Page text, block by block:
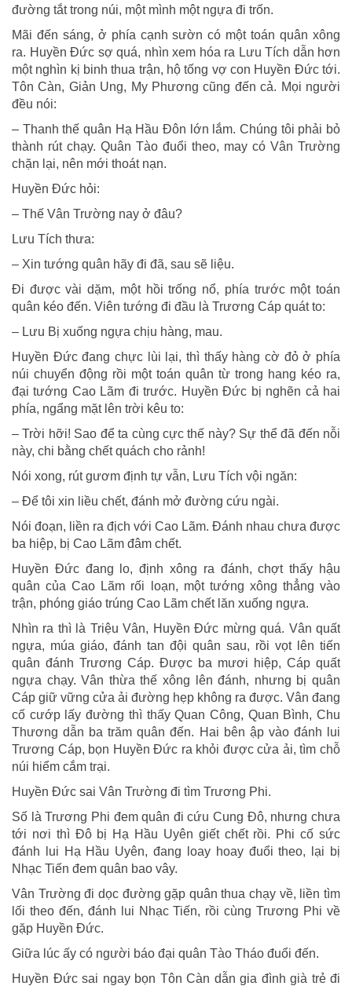
đường tắt trong núi, một mình một ngựa đi trốn.
Mãi đến sáng, ở phía cạnh sườn có một toán quân xông
ra. Huyền Đức sợ quá, nhìn xem hóa ra Lưu Tích dẫn hơn
một nghìn kị binh thua trận, hộ tống vợ con Huyền Đức tới.
Tôn Càn, Giản Ung, My Phương cũng đến cả. Mọi người
đều nói:
– Thanh thế quân Hạ Hầu Đôn lớn lắm. Chúng tôi phải bỏ
thành rút chạy. Quân Tào đuổi theo, may có Vân Trường
chặn lại, nên mới thoát nạn.
Huyền Đức hỏi:
– Thế Vân Trường nay ở đâu?
Lưu Tích thưa:
– Xin tướng quân hãy đi đã, sau sẽ liệu.
Đi được vài dặm, một hồi trống nổ, phía trước một toán
quân kéo đến. Viên tướng đi đầu là Trương Cáp quát to:
– Lưu Bị xuống ngựa chịu hàng, mau.
Huyền Đức đang chực lùi lại, thì thấy hàng cờ đỏ ở phía
núi chuyển động rồi một toán quân từ trong hang kéo ra,
đại tướng Cao Lãm đi trước. Huyền Đức bị nghẽn cả hai
phía, ngẩng mặt lên trời kêu to:
– Trời hỡi! Sao để ta cùng cực thế này? Sự thể đã đến nỗi
này, chi bằng chết quách cho rảnh!
Nói xong, rút gươm định tự vẫn, Lưu Tích vội ngăn:
– Để tôi xin liều chết, đánh mở đường cứu ngài.
Nói đoạn, liền ra địch với Cao Lãm. Đánh nhau chưa được
ba hiệp, bị Cao Lãm đâm chết.
Huyền Đức đang lo, định xông ra đánh, chợt thấy hậu
quân của Cao Lãm rối loạn, một tướng xông thẳng vào
trận, phóng giáo trúng Cao Lãm chết lăn xuống ngựa.
Nhìn ra thì là Triệu Vân, Huyền Đức mừng quá. Vân quất
ngựa, múa giáo, đánh tan đội quân sau, rồi vọt lên tiến
quân đánh Trương Cáp. Được ba mươi hiệp, Cáp quất
ngựa chạy. Vân thừa thế xông lên đánh, nhưng bị quân
Cáp giữ vững cửa ải đường hẹp không ra được. Vân đang
cố cướp lấy đường thì thấy Quan Công, Quan Bình, Chu
Thương dẫn ba trăm quân đến. Hai bên ập vào đánh lui
Trương Cáp, bọn Huyền Đức ra khỏi được cửa ải, tìm chỗ
núi hiểm cắm trại.
Huyền Đức sai Vân Trường đi tìm Trương Phi.
Số là Trương Phi đem quân đi cứu Cung Đô, nhưng chưa
tới nơi thì Đô bị Hạ Hầu Uyên giết chết rồi. Phi cố sức
đánh lui Hạ Hầu Uyên, đang loay hoay đuổi theo, lại bị
Nhạc Tiến đem quân bao vây.
Vân Trường đi dọc đường gặp quân thua chạy về, liền tìm
lối theo đến, đánh lui Nhạc Tiến, rồi cùng Trương Phi về
gặp Huyền Đức.
Giữa lúc ấy có người báo đại quân Tào Tháo đuổi đến.
Huyền Đức sai ngay bọn Tôn Càn dẫn gia đình già trẻ đi